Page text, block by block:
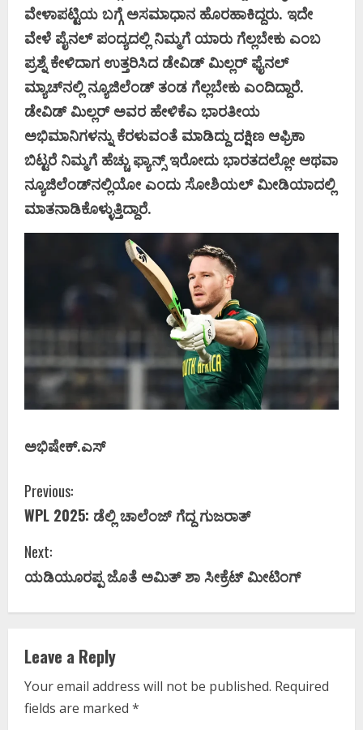
ವೇಳಾಪಟ್ಟಿಯ ಬಗ್ಗೆ ಅಸಮಾಧಾನ ಹೊರಹಾಕಿದ್ದರು. ಇದೇ
ವೇಳೆ ಪೈನಲ್‌ ಪಂದ್ಯದಲ್ಲಿ ನಿಮ್ಮಗೆ ಯಾರು ಗೆಲ್ಲಬೇಕು ಎಂಬ
ಪ್ರಶ್ನೆ ಕೇಳಿದಾಗ ಉತ್ತರಿಸಿದ ಡೇವಿಡ್‌ ಮಿಲ್ಲರ್‌ ಫೈನಲ್‌
ಮ್ಯಾಚ್‌ನಲ್ಲಿ ನ್ಯೂಜಿಲೆಂಡ್‌ ತಂಡ ಗೆಲ್ಲಬೇಕು ಎಂದಿದ್ದಾರೆ.
ಡೇವಿಡ್‌ ಮಿಲ್ಲರ್‌ ಅವರ ಹೇಳಿಕೆಎ ಭಾರತೀಯ
ಅಭಿಮಾನಿಗಳನ್ನು ಕೆರಳುವಂತೆ ಮಾಡಿದ್ದು ದಕ್ಷಿಣ ಆಫ್ರಿಕಾ
ಬಿಟ್ಟರೆ ನಿಮ್ಮಗೆ ಹೆಚ್ಚು ಫ್ಯಾನ್ಸ್‌ ಇರೋದು ಭಾರತದಲ್ಲೋ ಆಥವಾ
ನ್ಯೂಜಿಲೆಂಡ್‌ನಲ್ಲಿಯೋ ಎಂದು ಸೋಶಿಯಲ್‌ ಮೀಡಿಯಾದಲ್ಲಿ
ಮಾತನಾಡಿಕೊಳ್ಳುತ್ತಿದ್ದಾರೆ.
ಅಭಿಷೇಕ್‌.ಎಸ್
C
o
n
n
u
Previous:
WPL 2025: ಡೆಲ್ಲಿ ಚಾಲೆಂಜ್‌ ಗೆದ್ದ ಗುಜರಾತ್‌
Next:
ಯಡಿಯೂರಪ್ಪ ಜೊತೆ ಅಮಿತ್‌ ಶಾ ಸೀಕ್ರೆಟ್‌ ಮೀಟಿಂಗ್‌
Leave a Reply
Your email address will not be published. Required
fields are marked *